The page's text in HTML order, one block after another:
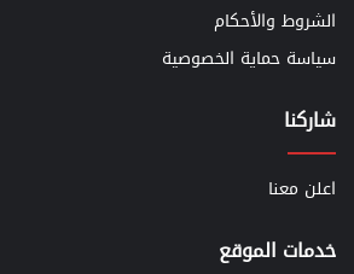
الشروط والأحكام
سياسة حماية الخصوصية
شاركنا
اعلن معنا
خدمات الموقع